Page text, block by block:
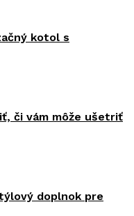
kotol s
či vám môže ušetriť
doplnok pre